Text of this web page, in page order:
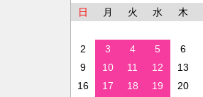
日
月 火 水 木
2
3 4 5 6
9
10 11 12 13
16
17 18 19 20